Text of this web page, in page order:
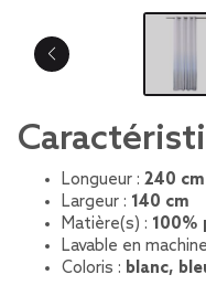
Longueur : 240 cm
Largeur : 140 cm
Matière(s) : 100%
Lavable en
Coloris : blanc,